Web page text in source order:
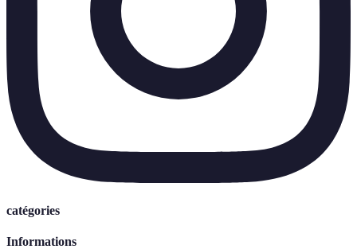
catégories
Informations